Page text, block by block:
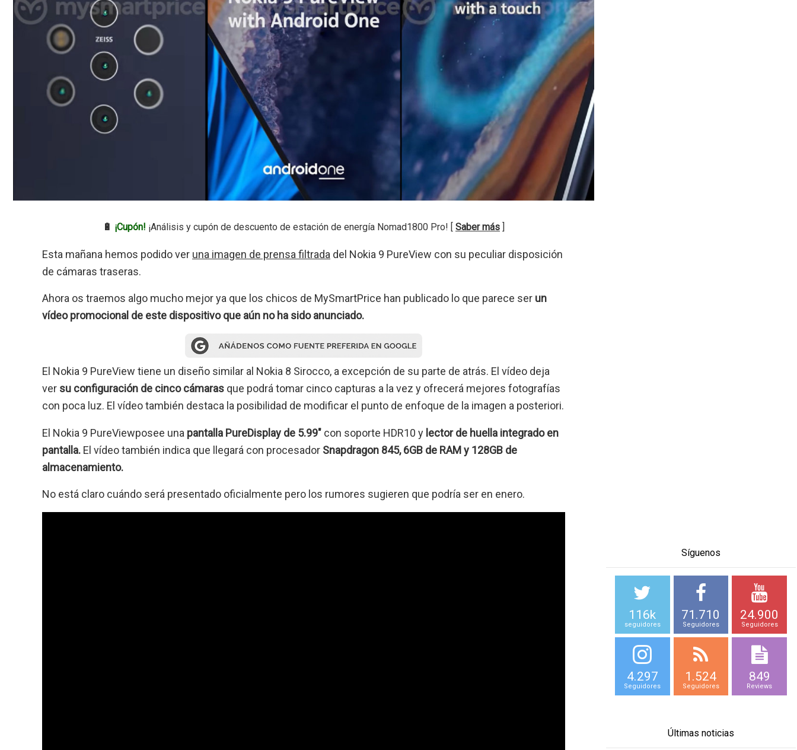
🔋 ¡Cupón! ¡Análisis y cupón de descuento de estación de energía Nomad1800 Pro! [ Saber más
Esta mañana hemos podido ver una imagen de prensa filtrada del Nokia 9 PureView con su peculiar disposición
de cámaras traseras.
Ahora os traemos algo mucho mejor ya que los chicos de MySmartPrice han publicado lo que parece ser un
vídeo promocional de este dispositivo que aún no ha sido anunciado.
El Nokia 9 PureView tiene un diseño similar al Nokia 8 Sirocco, a excepción de su parte de atrás. El vídeo deja
ver su configuración de cinco cámaras que podrá tomar cinco capturas a la vez y ofrecerá mejores fotografías
con poca luz. El vídeo también destaca la posibilidad de modificar el punto de enfoque de la imagen a posteriori.
El Nokia 9 PureViewposee una pantalla PureDisplay de 5.99″ con soporte HDR10 y lector de huella integrado en
pantalla. El vídeo también indica que llegará con procesador Snapdragon 845, 6GB de RAM y 128GB de
almacenamiento.
No está claro cuándo será presentado oficialmente pero los rumores sugieren que podría ser en enero.
Síguenos
116k
seguidores
71.710
Seguidores
24.900
Seguidores
4.297
Seguidores
1.524
Seguidores
849
Reviews
Últimas noticias